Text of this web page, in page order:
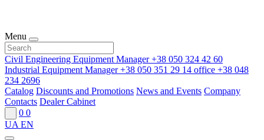
Menu
Civil Engineering Equipment Manager+38 050 324 42 60
Industrial Equipment Manager+38 050 351 29 14 office +38 048
234 2696
Catalog Discounts and Promotions News and Events Company
Contacts Dealer Cabinet
0 0
UA EN